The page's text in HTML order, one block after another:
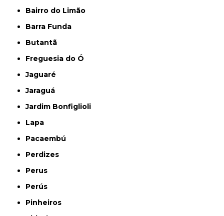
Bairro do Limão
Barra Funda
Butantã
Freguesia do Ó
Jaguaré
Jaraguá
Jardim Bonfiglioli
Lapa
Pacaembú
Perdizes
Perus
Perús
Pinheiros